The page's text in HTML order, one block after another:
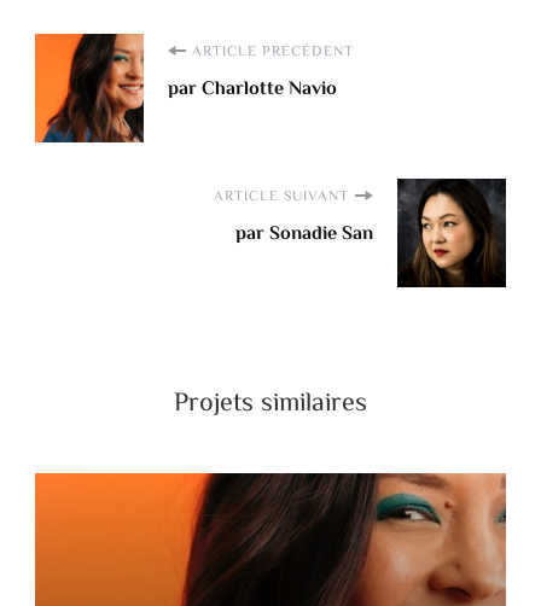
Navigation
d'article
ARTICLE PRÉCÉDENT
par Charlotte Navio
ARTICLE SUIVANT
par Sonadie San
Projets similaires